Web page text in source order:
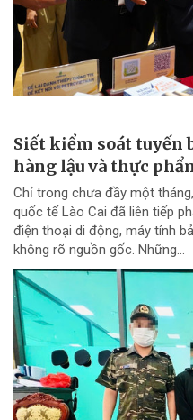
Siết kiểm soát tuyến
hàng lậu và thực
Chỉ trong chưa đầy một
quốc tế Lào Cai đã liên tiếp
điện thoại di động, máy tính
không rõ nguồn gốc. Những...